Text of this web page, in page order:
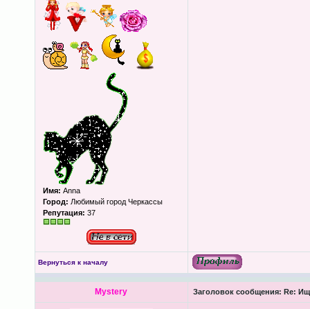
Имя: Anna
Город: Любимый город Черкассы
Репутация: 37
Вернуться к началу
Mystery Заголовок сообщения: Re: